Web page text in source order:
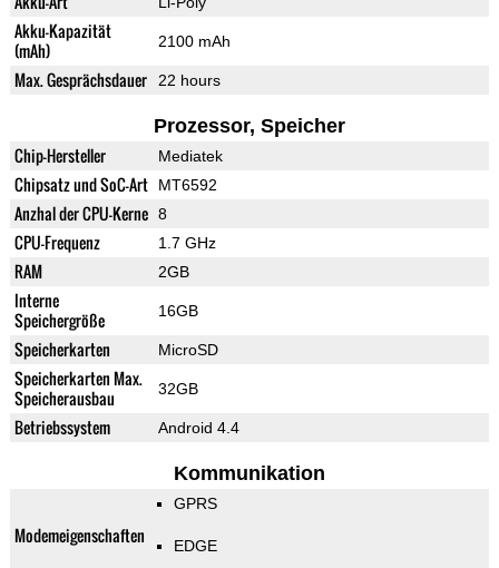
Akku-Kapazität
(mAh)
2100 mAh
Max. Gesprächsdauer 22 hours
Prozessor, Speicher
Chip-Hersteller Mediatek
Chipsatz und SoC-Art MT6592
Anzhal der CPU-Kerne 8
CPU-Frequenz 1.7 GHz
RAM 2GB
Interne
Speichergröße
16GB
Speicherkarten MicroSD
Speicherkarten Max.
Speicherausbau
32GB
Betriebssystem Android 4.4
Kommunikation
Modemeigenschaften
GPRS
EDGE